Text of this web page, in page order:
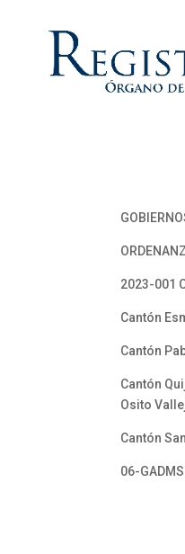
2023-001
Cantón
Cantón
Cantón
Osito
Cantón
06-